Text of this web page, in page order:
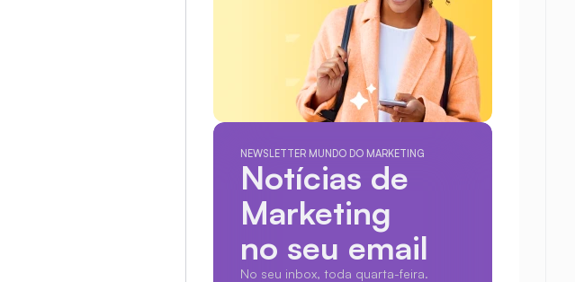
NEWSLETTER MUNDO DO MARKETING
Notícias de
Marketing
no seu email
No seu inbox, toda quarta-feira.